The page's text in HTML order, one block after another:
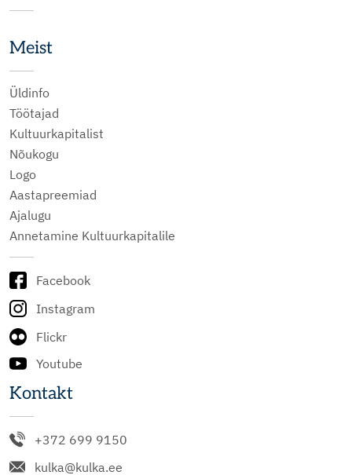
Meist
Üldinfo
Töötajad
Kultuurkapitalist
Nõukogu
Logo
Aastapreemiad
Ajalugu
Annetamine Kultuurkapitalile
Facebook
Instagram
Flickr
Youtube
Kontakt
+372 699 9150
kulka@kulka.ee